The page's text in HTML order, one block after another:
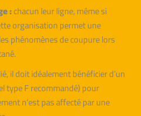
:chacun leur ligne, même si
organisation permet une
phénomènes de coupure lors
il doit idéalement bénéficier d’un
type F recommandé) pour
n’est pas affecté par une